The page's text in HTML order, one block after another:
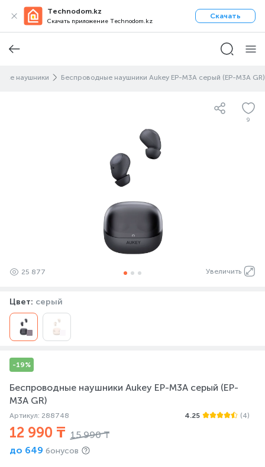
Technodom.kz
Скачать приложение Technodom.kz
Скачать
Все наушники Беспроводные наушники Aukey EP-M3A серый (EP-M3A GR)
9
Увеличить
25 877
Цвет: серый
-19%
Беспроводные наушники Aukey EP-M3A серый (EP-
M3A GR)
Артикул: 288748 4.25 (4)
12 990 ₸ 15 990 ₸
до 649 бонусов